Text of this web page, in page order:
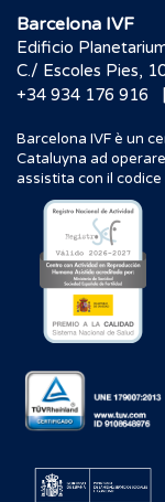
Barcelona IVF
Edificio
C./ Escoles Pies,
+34 934 176 916
|
Barcelona IVF è un
Cataluyna ad
assistita con il